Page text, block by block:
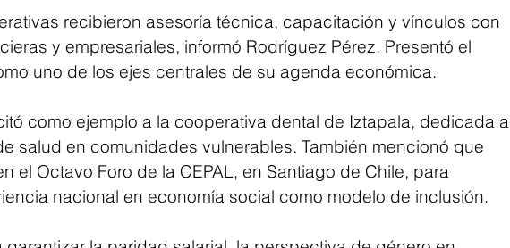
recibieron asesoría técnica, capacitación y vínculos con
y empresariales, informó Rodríguez Pérez. Presentó el
uno de los ejes centrales de su agenda económica.
como ejemplo a la cooperativa dental de Iztapala, dedicada a
salud en comunidades vulnerables. También mencionó que
el Octavo Foro de la CEPAL, en Santiago de Chile, para
nacional en economía social como modelo de inclusión.